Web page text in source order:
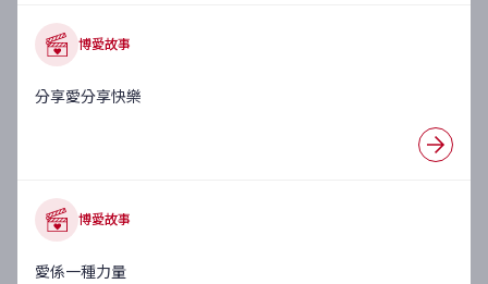
博愛故事
分享愛分享快樂
博愛故事
愛係一種力量